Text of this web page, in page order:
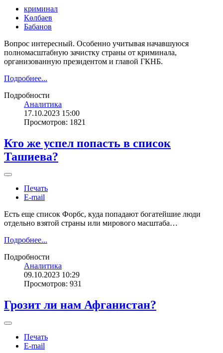
криминал
Көлбаев
Бабанов
Вопрос интересный. Особенно учитывая начавшуюся
полномасштабную зачистку страны от криминала,
организованную президентом и главой ГКНБ.
Подробнее...
Подробности
Аналитика
17.10.2023 15:00
Просмотров: 1821
Кто же успел попасть в список
Ташиева?
Печать
E-mail
Есть еще список Форбс, куда попадают богатейшие люди
отдельно взятой страны или мирового масштаба…
Подробнее...
Подробности
Аналитика
09.10.2023 10:29
Просмотров: 931
Грозит ли нам Афганистан?
Печать
E-mail